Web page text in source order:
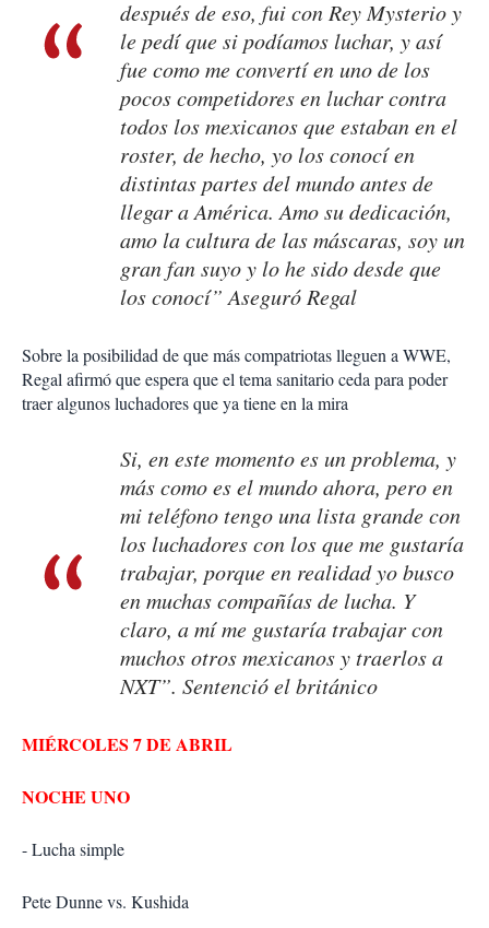
después de eso, fui con Rey Mysterio y
le pedí que si podíamos luchar, y así
fue como me convertí en uno de los
pocos competidores en luchar contra
todos los mexicanos que estaban en el
roster, de hecho, yo los conocí en
distintas partes del mundo antes de
llegar a América. Amo su dedicación,
amo la cultura de las máscaras, soy un
gran fan suyo y lo he sido desde que
los conocí” Aseguró Regal
Sobre la posibilidad de que más compatriotas lleguen a WWE,
Regal afirmó que espera que el tema sanitario ceda para poder
traer algunos luchadores que ya tiene en la mira
Si, en este momento es un problema, y
más como es el mundo ahora, pero en
mi teléfono tengo una lista grande con
los luchadores con los que me gustaría
trabajar, porque en realidad yo busco
en muchas compañías de lucha. Y
claro, a mí me gustaría trabajar con
muchos otros mexicanos y traerlos a
NXT”. Sentenció el británico
MIÉRCOLES 7 DE ABRIL
NOCHE UNO
- Lucha simple
Pete Dunne vs. Kushida